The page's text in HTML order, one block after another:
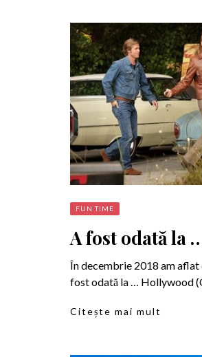
FUN TIME
A fost odată la
În decembrie 2018 am
fost odată la … Hollywood
Citește mai mult